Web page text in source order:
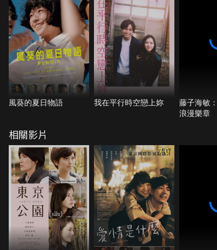
外合拍的婚姻…。一段段看似無關，卻又環環相扣的
關係橫跨十年歲月，一場充滿奇蹟的愛情就此展開！
風葵的夏日物語 我在平行時空戀上妳
藤子海敏
浪漫樂章
相關影片
7.0